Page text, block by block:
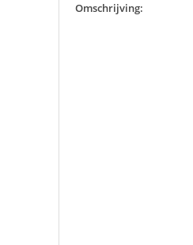
Omschrijving: